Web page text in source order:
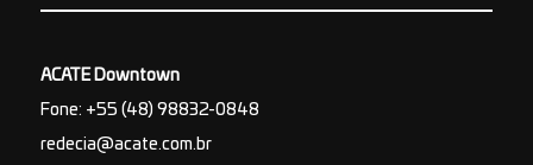
ACATE Downtown
Fone: +55 (48) 98832-0848
redecia@acate.com.br